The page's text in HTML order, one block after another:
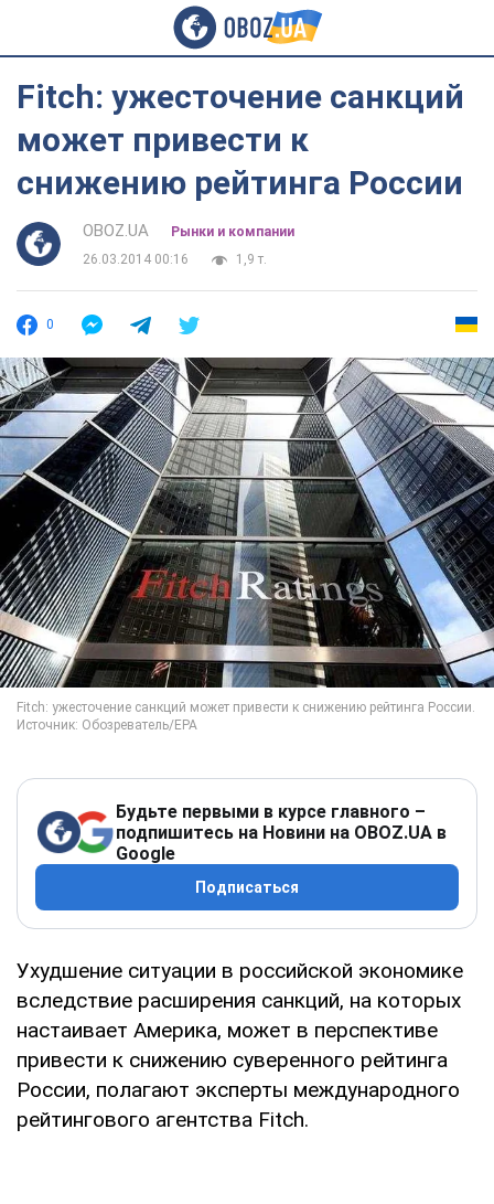
Fitch: ужесточение санкций
может привести к
снижению рейтинга России
OBOZ.UA
Рынки и компании
26.03.2014 00:16
1,9 т.
0
Будьте первыми в курсе главного –
подпишитесь на Новини на OBOZ.UA в
Google
Подписаться
Ухудшение ситуации в российской экономике
вследствие расширения санкций, на которых
настаивает Америка, может в перспективе
привести к снижению суверенного рейтинга
России, полагают эксперты международного
рейтингового агентства Fitch.